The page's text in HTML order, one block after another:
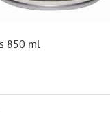
850 ml